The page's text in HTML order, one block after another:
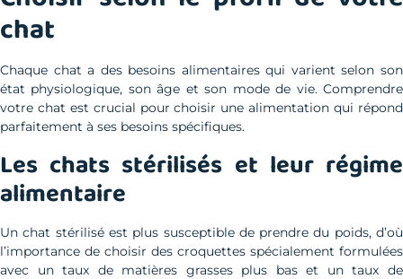
chat
Chaque chat a des besoins alimentaires qui varient selon son
état physiologique, son âge et son mode de vie. Comprendre
votre chat est crucial pour choisir une alimentation qui répond
parfaitement à ses besoins spécifiques.
Les chats stérilisés et leur régime
alimentaire
Un chat stérilisé est plus susceptible de prendre du poids, d’où
l’importance de choisir des croquettes spécialement formulées
avec un taux de matières grasses plus bas et un taux de